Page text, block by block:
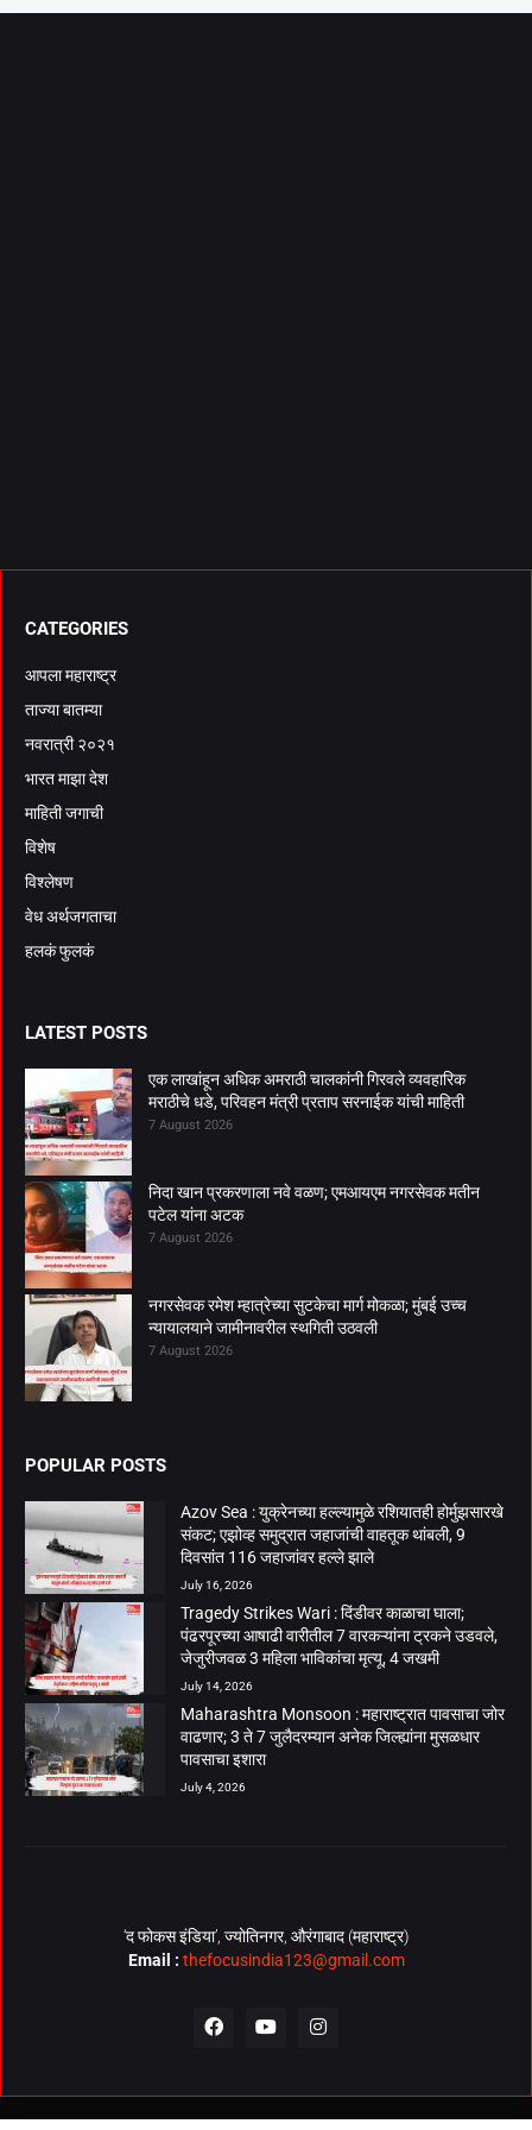
CATEGORIES
आपला महाराष्ट्र
ताज्या बातम्या
नवरात्री २०२१
भारत माझा देश
माहिती जगाची
विशेष
विश्लेषण
वेध अर्थजगताचा
हलकं फुलकं
LATEST POSTS
एक लाखांहून अधिक अमराठी चालकांनी गिरवले व्यवहारिक
मराठीचे धडे, परिवहन मंत्री प्रताप सरनाईक यांची माहिती
7 August 2026
निदा खान प्रकरणाला नवे वळण; एमआयएम नगरसेवक मतीन
पटेल यांना अटक
7 August 2026
नगरसेवक रमेश म्हात्रेच्या सुटकेचा मार्ग मोकळा; मुंबई उच्च
न्यायालयाने जामीनावरील स्थगिती उठवली
7 August 2026
POPULAR POSTS
Azov Sea : युक्रेनच्या हल्ल्यामुळे रशियातही होर्मुझसारखे
संकट; एझोव्ह समुद्रात जहाजांची वाहतूक थांबली, 9
दिवसांत 116 जहाजांवर हल्ले झाले
July 16, 2026
Tragedy Strikes Wari : दिंडीवर काळाचा घाला;
पंढरपूरच्या आषाढी वारीतील 7 वारकऱ्यांना ट्रकने उडवले,
जेजुरीजवळ 3 महिला भाविकांचा मृत्यू, 4 जखमी
July 14, 2026
Maharashtra Monsoon : महाराष्ट्रात पावसाचा जोर
वाढणार; 3 ते 7 जुलैदरम्यान अनेक जिल्ह्यांना मुसळधार
पावसाचा इशारा
July 4, 2026
‘द फोकस इंडिया’, ज्योतिनगर, औरंगाबाद (महाराष्ट्र)
Email : thefocusindia123@gmail.com